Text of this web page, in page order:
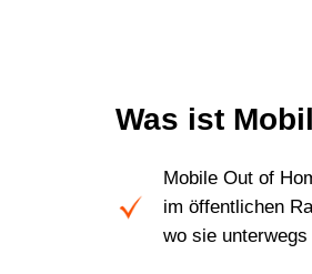
Was ist
Mobile Out of
im öffentlichen
wo sie unterwegs